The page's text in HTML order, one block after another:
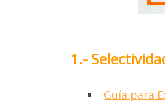
1.-
Guía para